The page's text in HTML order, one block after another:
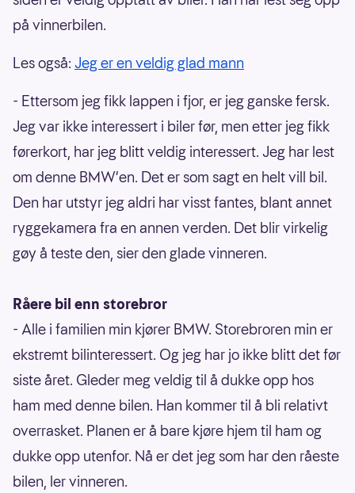
på vinnerbilen.
Les også: Jeg er en veldig glad mann
- Ettersom jeg fikk lappen i fjor, er jeg ganske fersk.
Jeg var ikke interessert i biler før, men etter jeg fikk
førerkort, har jeg blitt veldig interessert. Jeg har lest
om denne BMW’en. Det er som sagt en helt vill bil.
Den har utstyr jeg aldri har visst fantes, blant annet
ryggekamera fra en annen verden. Det blir virkelig
gøy å teste den, sier den glade vinneren.
Råere bil enn storebror
- Alle i familien min kjører BMW. Storebroren min er
ekstremt bilinteressert. Og jeg har jo ikke blitt det før
siste året. Gleder meg veldig til å dukke opp hos
ham med denne bilen. Han kommer til å bli relativt
overrasket. Planen er å bare kjøre hjem til ham og
dukke opp utenfor. Nå er det jeg som har den råeste
bilen, ler vinneren.